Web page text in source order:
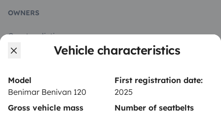
Vehicle characteristics
Model
Benimar Benivan 120
First registration date:
2025
Gross vehicle mass
Number of seatbelts
OWNERS
Create a listing
Rental contract
Insurance for hiring out
Breakdown assistance